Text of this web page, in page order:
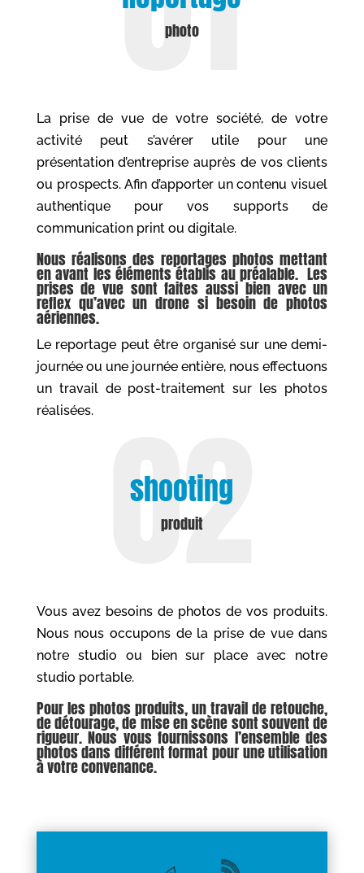
photo
La prise de vue de votre société, de votre
activité peut s’avérer utile pour une
présentation d’entreprise auprès de vos clients
ou prospects. Afin d’apporter un contenu visuel
authentique pour vos supports de
communication print ou digitale.
Nous réalisons des reportages photos mettant
en avant les éléments établis au préalable. Les
prises de vue sont faites aussi bien avec un
reflex qu’avec un drone si besoin de photos
aériennes.
Le reportage peut être organisé sur une demi-
journée ou une journée entière, nous effectuons
un travail de post-traitement sur les photos
réalisées.
shooting
produit
Vous avez besoins de photos de vos produits.
Nous nous occupons de la prise de vue dans
notre studio ou bien sur place avec notre
studio portable.
Pour les photos produits, un travail de retouche,
de détourage, de mise en scène sont souvent de
rigueur. Nous vous fournissons l’ensemble des
photos dans différent format pour une utilisation
à votre convenance.